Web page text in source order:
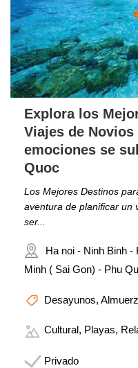
Explora los
Viajes de
emociones se
Quoc
Los Mejores Destinos
aventura de planificar un
ser...
Ha noi - Ninh Binh -
Minh ( Sai Gon) - Phu
Desayunos,
Cultural, Playas,
Privado